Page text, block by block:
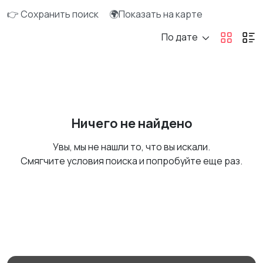
👉 Сохранить поиск
🌍Показать на карте
По дате
Ничего не найдено
Увы, мы не нашли то, что вы искали.
Смягчите условия поиска и попробуйте еще раз.